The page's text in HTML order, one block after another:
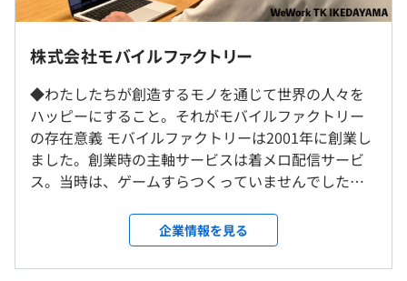
お互いに学び合うことで、会社としてよいアウトプットが
◆TECH ブログ
https://techplay.jp/community/mobilefactory/b
◆ステーションメモリーズ！（略称：「駅メモ！」）：
https://ekimemo.com/
全国9,000ヶ所以上ある駅を対象とした位置ゲームです。
【勤務地詳細】
フルリモート（日本全国居住可能）
※26%が地方在住者（2024年12末任意アンケート/対象：
正社員・契約社員）
就業場所の変更範囲
＜雇入時＞
本社、および自宅
会社の定める場所（テレワークを行う場所を含む）
基本時間：9:30～18:30
・フレックスタイム制度（コアタイム 10:30～16:30）
※試用期間（3か月）終了後から適用
株式会社モバイルファクトリー
◆わたしたちが創造するモノを通じて世界の人々を
ハッピーにすること。それがモバイルファクトリー
の存在意義 モバイルファクトリーは2001年に創業し
ました。創業時の主軸サービスは着メロ配信サービ
ス。当時は、ゲームすらつくっていませんでした。
いるのがまだ10人に1人のころです。手軽にできるソ
ーシャルゲームは、これから人に求められるように
なる。 ソーシャルゲームはモバイルファクトリーの
企業情報を見る